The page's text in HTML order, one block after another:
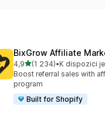
BixGrow Affiliate
4,9z 5 hvězd
(1 234)
Celkový počet recenzí:
•K dispozici
Boost referral sales with
program
Built for Shopify